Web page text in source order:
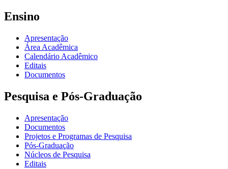
Ensino
Apresentação
Área Acadêmica
Calendário Acadêmico
Editais
Documentos
Pesquisa e Pós-Graduação
Apresentação
Documentos
Projetos e Programas de Pesquisa
Pós-Graduação
Núcleos de Pesquisa
Editais